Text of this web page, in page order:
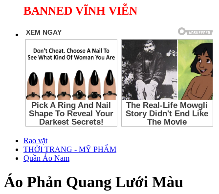
BANNED VĨNH VIỄN
Rao vặt
THỜI TRANG - MỸ PHẨM
Quần Áo Nam
Áo Phản Quang Lưới Màu